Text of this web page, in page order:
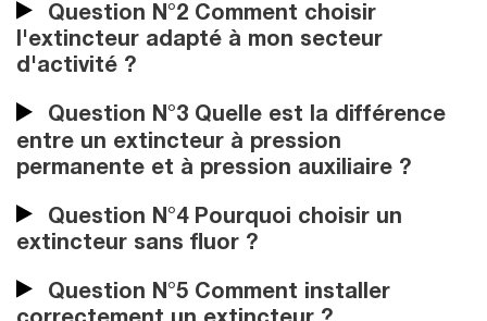
Question N°2 Comment choisir
l'extincteur adapté à mon secteur
d'activité ?
Question N°3 Quelle est la différence
entre un extincteur à pression
permanente et à pression auxiliaire ?
Question N°4 Pourquoi choisir un
extincteur sans fluor ?
Question N°5 Comment installer